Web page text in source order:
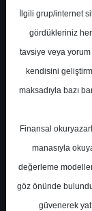
En Yüksek
Ortalama
Ortalama
İlgili grup/internet
gördükleriniz
tavsiye veya yorum
kendisini
maksadıyla bazı
Finansal
manasıyla
değerleme
göz önünde
güvenerek